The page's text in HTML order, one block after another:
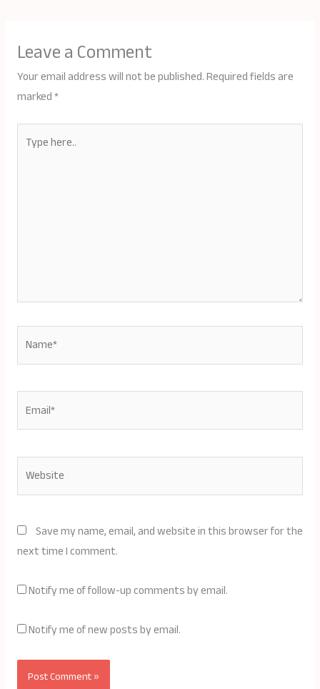
Leave a Comment
Your email address will not be published.Required fields are
marked*
here..
Save my name, email, and website in this browser for the
next time I comment.
Notify me of follow-up comments by email.
Notify me of new posts by email.